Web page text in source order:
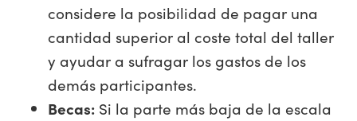
considere la posibilidad de pagar una
cantidad superior al coste total del taller
y ayudar a sufragar los gastos de los
demás participantes.
Becas: Si la parte más baja de la escala